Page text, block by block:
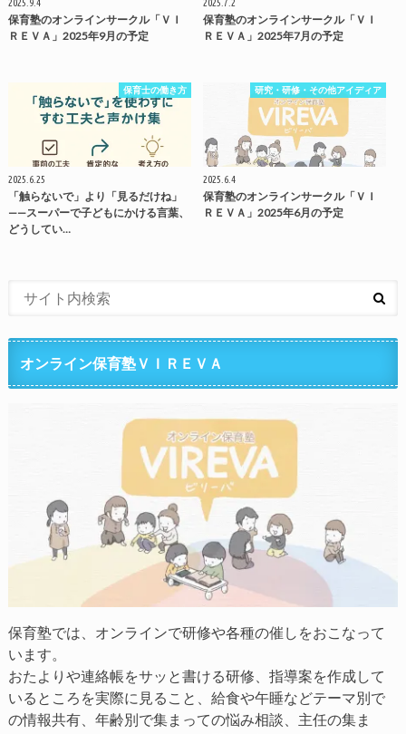
2025.9.4
保育塾のオンラインサークル「ＶＩ
ＲＥＶＡ」2025年9月の予定
2025.7.2
保育塾のオンラインサークル「ＶＩ
ＲＥＶＡ」2025年7月の予定
保育士の働き方
2025.6.25
「触らないで」より「見るだけね」
——スーパーで子どもにかける言葉、
どうしてい…
研究・研修・その他アイディア
2025.6.4
保育塾のオンラインサークル「ＶＩ
ＲＥＶＡ」2025年6月の予定
オンライン保育塾ＶＩＲＥＶＡ
保育塾では、オンラインで研修や各種の催しをおこなって
います。
おたよりや連絡帳をサッと書ける研修、指導案を作成して
いるところを実際に見ること、給食や午睡などテーマ別で
の情報共有、年齢別で集まっての悩み相談、主任の集ま